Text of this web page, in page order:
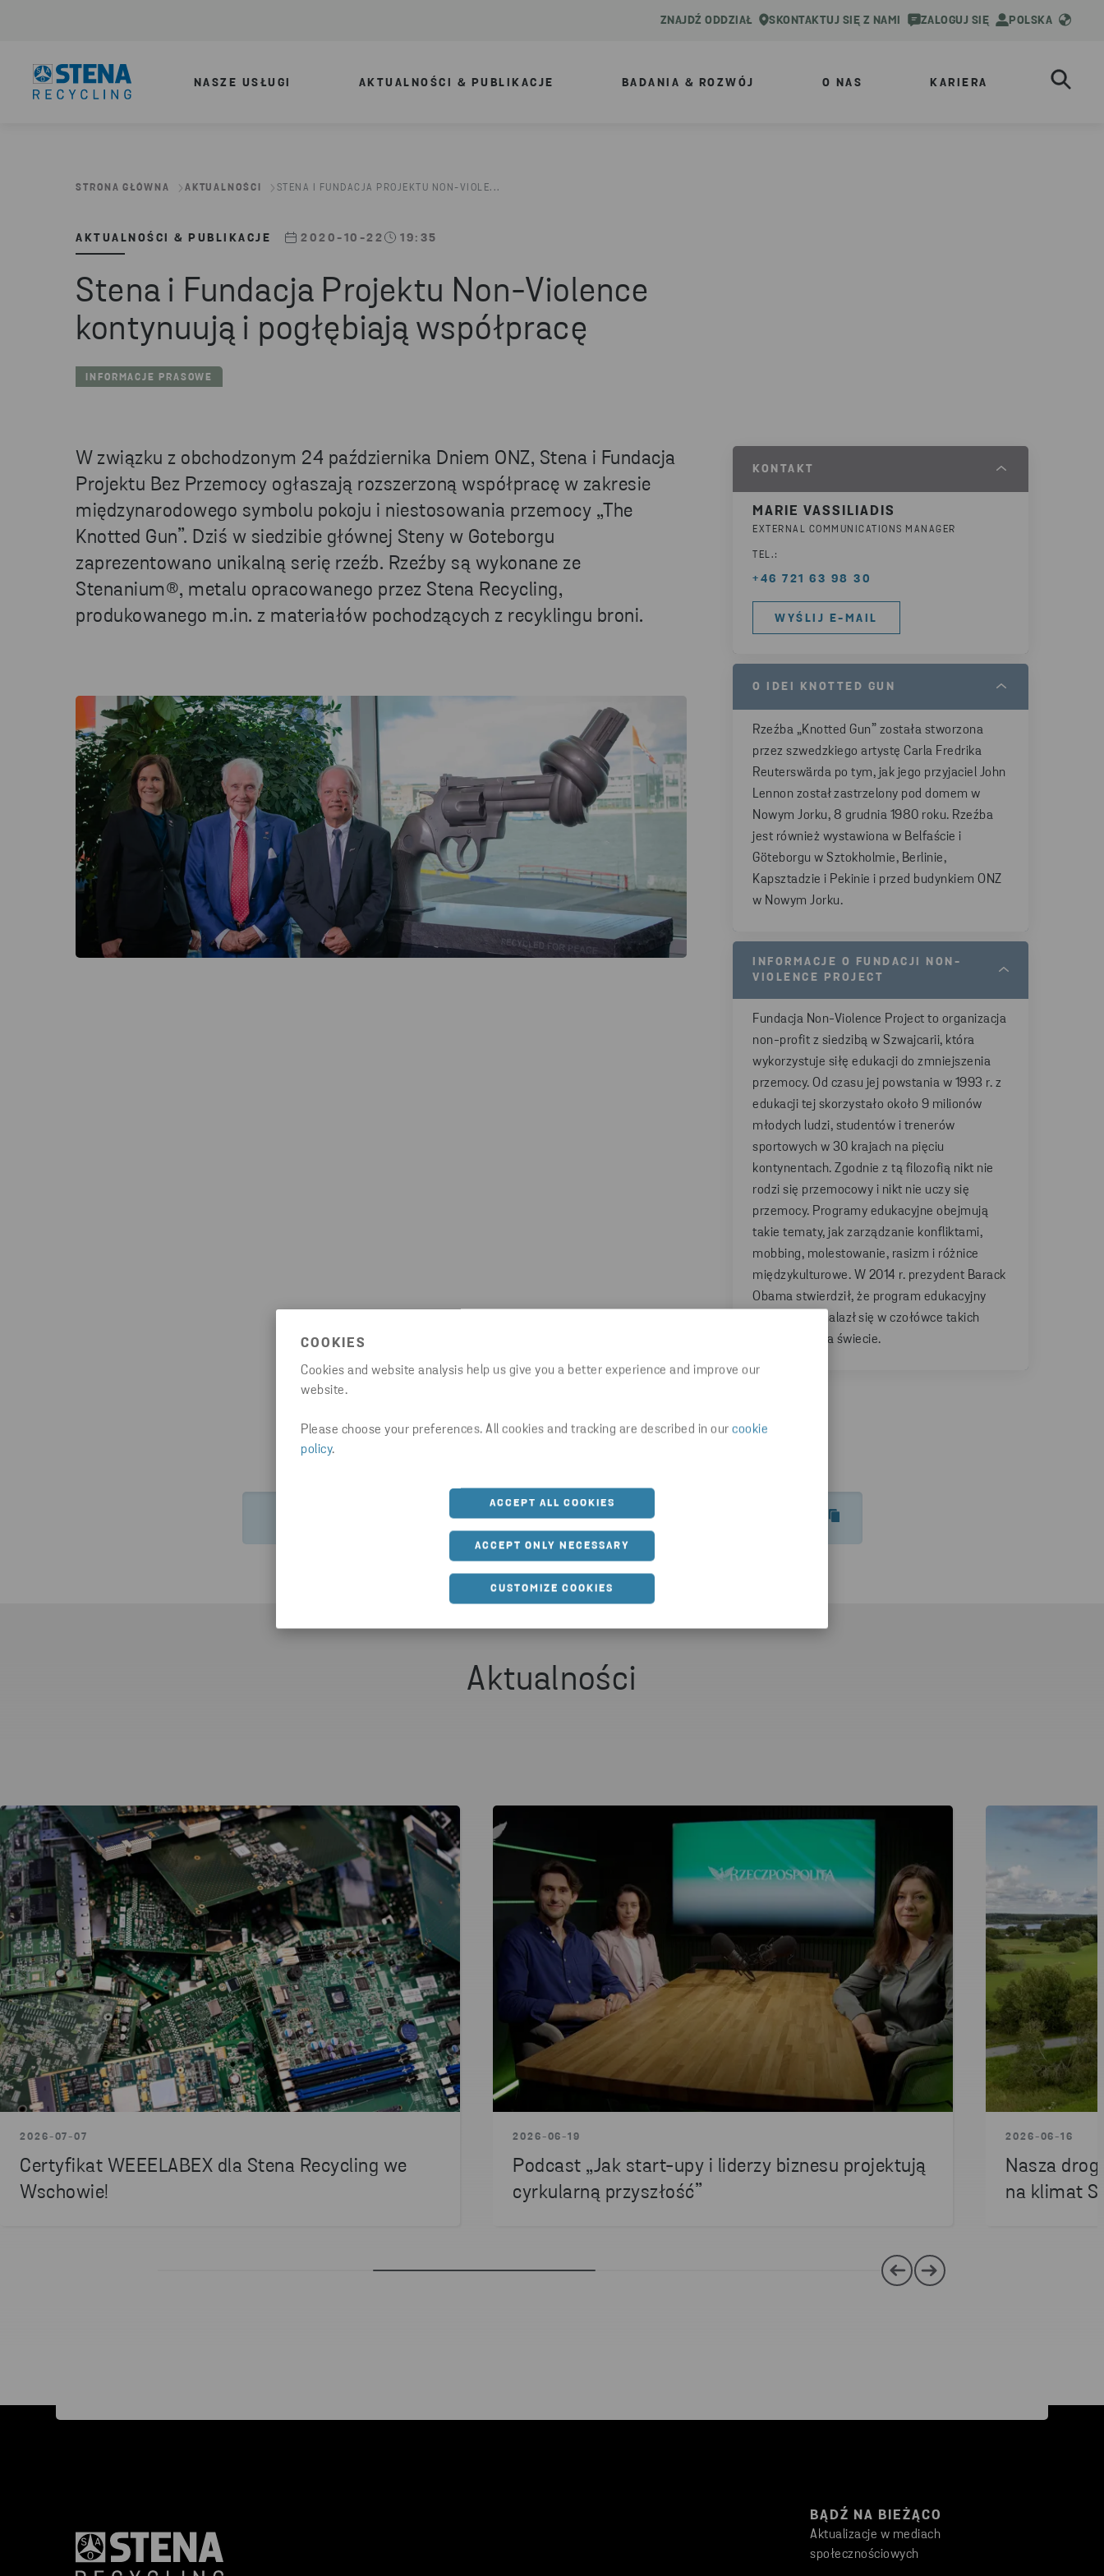
COOKIES
Cookies and website analysis help us give you a better experience and improve our
website.
Please choose your preferences. All cookies and tracking are described in our cookie
policy.
ACCEPT ALL COOKIES
ACCEPT ONLY NECESSARY
CUSTOMIZE COOKIES
ZNAJDŹ ODDZIAŁ SKONTAKTUJ SIĘ Z NAMI ZALOGUJ SIĘ POLSKA
NASZE USŁUGI AKTUALNOŚCI & PUBLIKACJE BADANIA & ROZWÓJ O NAS KARIERA
STRONA GŁÓWNA AKTUALNOŚCI STENA I FUNDACJA PROJEKTU NON-VIOLE...
AKTUALNOŚCI & PUBLIKACJE 2020-10-22 19:35
Stena i Fundacja Projektu Non-Violence
kontynuują i pogłębiają współpracę
INFORMACJE PRASOWE
W związku z obchodzonym 24 października Dniem ONZ, Stena i Fundacja
Projektu Bez Przemocy ogłaszają rozszerzoną współpracę w zakresie
międzynarodowego symbolu pokoju i niestosowania przemocy „The
Knotted Gun”. Dziś w siedzibie głównej Steny w Goteborgu
zaprezentowano unikalną serię rzeźb. Rzeźby są wykonane ze
Stenanium®, metalu opracowanego przez Stena Recycling,
produkowanego m.in. z materiałów pochodzących z recyklingu broni.
KONTAKT
MARIE VASSILIADIS
EXTERNAL COMMUNICATIONS MANAGER
TEL.:
+46 721 63 98 30
WYŚLIJ E-MAIL
O IDEI KNOTTED GUN
Rzeźba „Knotted Gun” została stworzona
przez szwedzkiego artystę Carla Fredrika
Reuterswärda po tym, jak jego przyjaciel John
Lennon został zastrzelony pod domem w
Nowym Jorku, 8 grudnia 1980 roku. Rzeźba
jest również wystawiona w Belfaście i
Göteborgu w Sztokholmie, Berlinie,
Kapsztadzie i Pekinie i przed budynkiem ONZ
w Nowym Jorku.
INFORMACJE O FUNDACJI NON-
VIOLENCE PROJECT
Fundacja Non-Violence Project to organizacja
non-profit z siedzibą w Szwajcarii, która
wykorzystuje siłę edukacji do zmniejszenia
przemocy. Od czasu jej powstania w 1993 r. z
edukacji tej skorzystało około 9 milionów
młodych ludzi, studentów i trenerów
sportowych w 30 krajach na pięciu
kontynentach. Zgodnie z tą filozofią nikt nie
rodzi się przemocowy i nikt nie uczy się
przemocy. Programy edukacyjne obejmują
takie tematy, jak zarządzanie konfliktami,
mobbing, molestowanie, rasizm i różnice
międzykulturowe. W 2014 r. prezydent Barack
Obama stwierdził, że program edukacyjny
organizacji znalazł się w czołówce takich
programów na świecie.
HTTPS://WWW.STENARECYCLING.COM/PL/AKTUALNOCI-PUBLIKACJE/AKTUALNOSCI/2020/STENA-I-FUNDACJA-
Aktualności
2026-07-07
Certyfikat WEEELABEX dla Stena Recycling we
Wschowie!
2026-06-19
Podcast „Jak start-upy i liderzy biznesu projektują
cyrkularną przyszłość”
2026-06-16
Nasza
na klimat
BĄDŹ NA BIEŻĄCO
Aktualizacje w mediach
społecznościowych